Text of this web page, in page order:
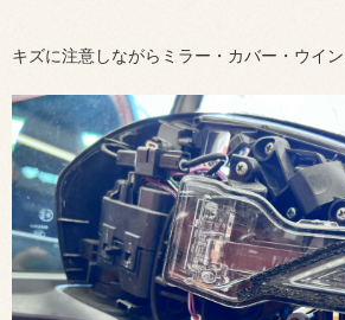
キズに注意しながらミラー・カバー・ウイン